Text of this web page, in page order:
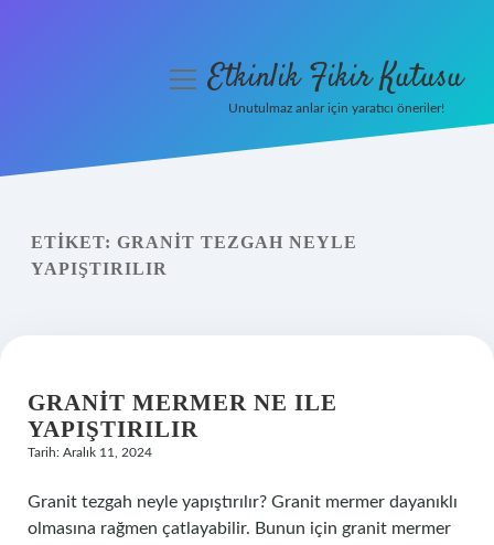
Yasal Uyarı
menüyüEtkinlik Fikir Kutusu
Unutulmaz anlar için yaratıcı öneriler!
ETIKET: GRANIT TEZGAH NEYLE
YAPIŞTIRILIR
GRANIT MERMER NE ILE
YAPIŞTIRILIR
Tarih: Aralık 11, 2024
Granit tezgah neyle yapıştırılır? Granit mermer dayanıklı
olmasına rağmen çatlayabilir. Bunun için granit mermer